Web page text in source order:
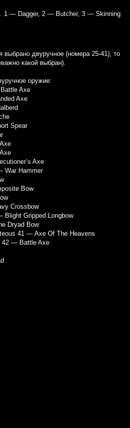
1 — Dagger, 2 — Butcher, 3 — Skinning
выбрано двуручное (номера 25-41), то
какой выбран).
оружие:
Axe
Axe
Spear
Axe
War Hammer
Bow
Crossbow
Gripped Longbow
Dryad Bow
41 — Axe Of The Heavens
42 — Battle Axe